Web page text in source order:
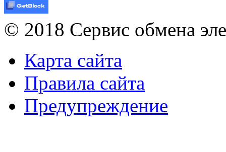
© 2018 Сервис обмена
Карта сайта
Правила сайта
Предупреждение